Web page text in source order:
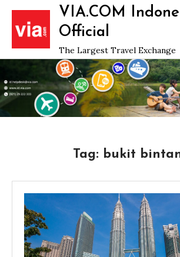
Skip
content
VIA.COM
Official
The Largest Travel Exchange
Tag: bukit